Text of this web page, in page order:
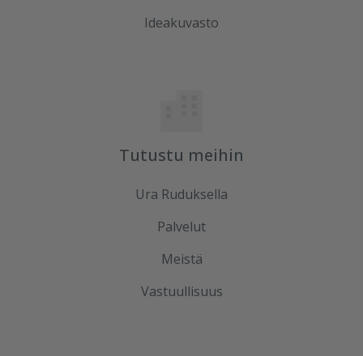
Ideakuvasto
Tutustu meihin
Ura Ruduksella
Palvelut
Meistä
Vastuullisuus